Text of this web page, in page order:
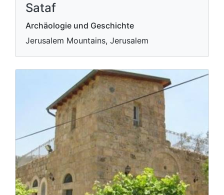
Sataf
Archäologie und Geschichte
Jerusalem Mountains, Jerusalem